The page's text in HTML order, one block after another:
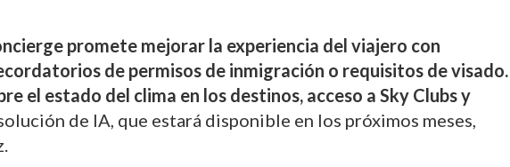
promete mejorar la experiencia del viajero con
de permisos de inmigración o requisitos de visado.
el estado del clima en los destinos, acceso a Sky Clubs y
de IA, que estará disponible en los próximos meses,